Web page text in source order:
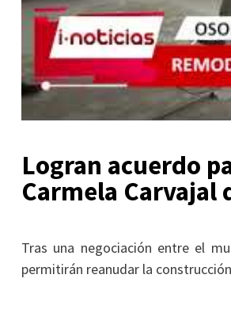
Logran acuerdo
Carmela Carvajal
Tras una negociación entre el
permitirán reanudar la